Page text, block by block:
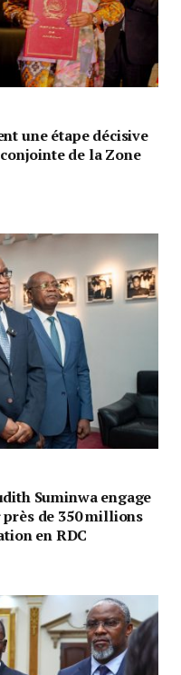
une étape décisive
de la Zone
Suminwa engage
de 350 millions
en RDC